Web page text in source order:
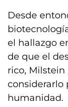
Desde
el hallazgo
de que el
rico,
considerarlo
humanidad.